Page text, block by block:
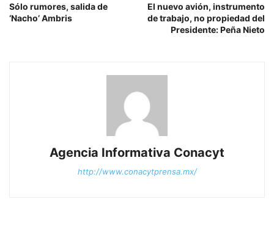
Sólo rumores, salida de
‘Nacho’ Ambris
El nuevo avión, instrumento
de trabajo, no propiedad del
Presidente: Peña Nieto
Agencia Informativa Conacyt
http://www.conacytprensa.mx/